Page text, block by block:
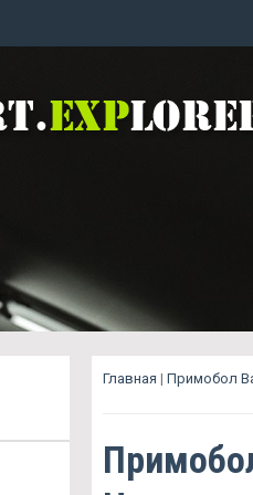
Главная | Примобол